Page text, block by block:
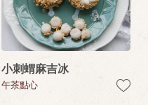
小刺蝟麻吉冰
午茶點心